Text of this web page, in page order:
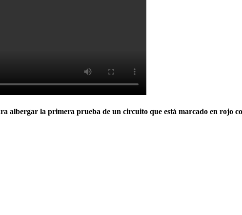
albergar la primera prueba de un circuito que está marcado en rojo